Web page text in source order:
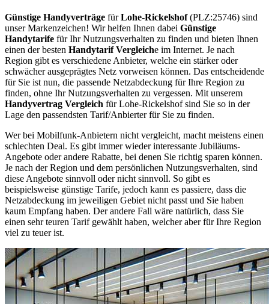
Günstige Handyverträge fürLohe-Rickelshof(PLZ:25746) sind
unser Markenzeichen! Wir helfen Ihnen dabei Günstige
Handytarife für Ihr Nutzungsverhalten zu finden und bieten Ihnen
einen der besten Handytarif Vergleiche im Internet. Je nach
Region gibt es verschiedene Anbieter, welche ein stärker oder
schwächer ausgeprägtes Netz vorweisen können. Das entscheidende
für Sie ist nun, die passende Netzabdeckung für Ihre Region zu
finden, ohne Ihr Nutzungsverhalten zu vergessen. Mit unserem
Handyvertrag Vergleich für Lohe-Rickelshof sind Sie so in der
Lage den passendsten Tarif/Anbierter für Sie zu finden.
Wer bei Mobilfunk-Anbietern nicht vergleicht, macht meistens einen
schlechten Deal. Es gibt immer wieder interessante Jubiläums-
Angebote oder andere Rabatte, bei denen Sie richtig sparen können.
Je nach der Region und dem persönlichen Nutzungsverhalten, sind
diese Angebote sinnvoll oder nicht sinnvoll. So gibt es
beispielsweise günstige Tarife, jedoch kann es passiere, dass die
Netzabdeckung im jeweiligen Gebiet nicht passt und Sie haben
kaum Empfang haben. Der andere Fall wäre natürlich, dass Sie
einen sehr teuren Tarif gewählt haben, welcher aber für Ihre Region
viel zu teuer ist.